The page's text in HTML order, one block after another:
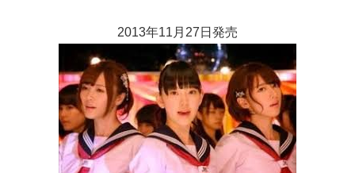
2013年11月27日発売